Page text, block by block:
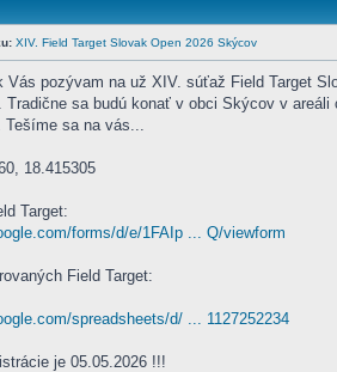
XIV. Field Target Slovak Open 2026 Skýcov
Vás pozývam na už XIV. súťaž Field Target
Tradične sa budú konať v obci Skýcov v
Tešíme sa na vás...
18.415305
Target:
forms/d/e/1FAIp ... Q/viewform
Field Target:
spreadsheets/d/ ... 1127252234
je 05.05.2026 !!!